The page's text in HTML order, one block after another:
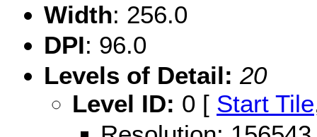
Width: 256.0
DPI: 96.0
Levels of Detail: 20
Level ID: 0 [ Start Tile